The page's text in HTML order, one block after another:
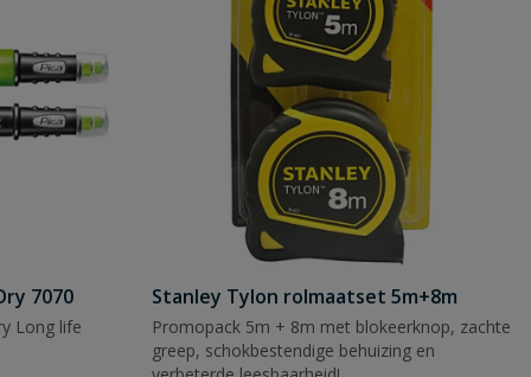
7070
Long life
Stanley Tylon rolmaatset 5m+8m
Promopack 5m + 8m met blokeerknop, zachte
greep, schokbestendige behuizing en